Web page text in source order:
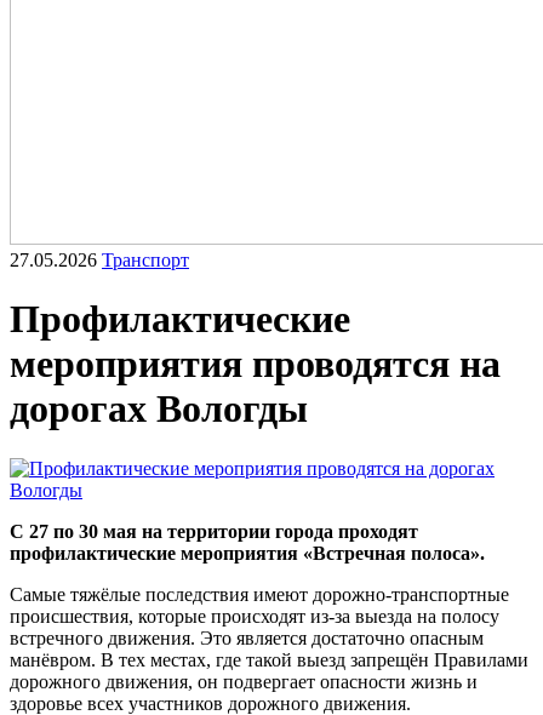
27.05.2026 Транспорт
Профилактические
мероприятия проводятся на
дорогах Вологды
С 27 по 30 мая на территории города проходят
профилактические мероприятия «Встречная полоса».
Самые тяжёлые последствия имеют дорожно-транспортные
происшествия, которые происходят из-за выезда на полосу
встречного движения. Это является достаточно опасным
манёвром. В тех местах, где такой выезд запрещён Правилами
дорожного движения, он подвергает опасности жизнь и
здоровье всех участников дорожного движения.